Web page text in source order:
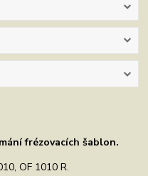
frézovacích šablon.
OF 1010 R.